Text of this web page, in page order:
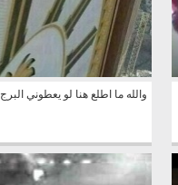
والله ما اطلع هنا لو يعطوني البرج